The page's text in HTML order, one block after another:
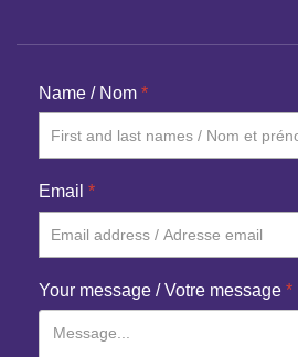
Name / Nom *
Email *
Your message / Votre message *